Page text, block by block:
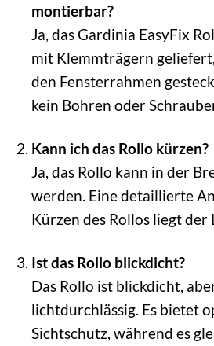
montierbar?
Ja, das Gardinia EasyFix
mit Klemmträgern
den Fensterrahmen
kein Bohren oder
Kann ich das Rollo kürzen?
Ja, das Rollo kann in der
werden. Eine detaillierte
Kürzen des Rollos liegt der
Ist das Rollo blickdicht?
Das Rollo ist blickdicht,
lichtdurchlässig. Es bietet
Sichtschutz, während es